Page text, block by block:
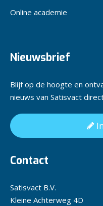
Online academie
Nieuwsbrief
Blijf op de hoogte en
nieuws van Satisvact
Contact
Satisvact B.V.
Kleine Achterweg 4D